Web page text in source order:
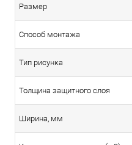
Размер
Способ монтажа
Тип рисунка
Толщина защитного слоя
Ширина, мм